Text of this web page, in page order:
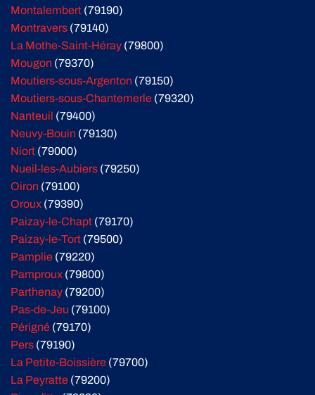
Montalembert (79190)
Montravers (79140)
La Mothe-Saint-Héray (79800)
Mougon (79370)
Moutiers-sous-Argenton (79150)
Moutiers-sous-Chantemerle (79320)
Nanteuil (79400)
Neuvy-Bouin (79130)
Niort (79000)
Nueil-les-Aubiers (79250)
Oiron (79100)
Oroux (79390)
Paizay-le-Chapt (79170)
Paizay-le-Tort (79500)
Pamplie (79220)
Pamproux (79800)
Parthenay (79200)
Pas-de-Jeu (79100)
Périgné (79170)
Pers (79190)
La Petite-Boissière (79700)
La Peyratte (79200)